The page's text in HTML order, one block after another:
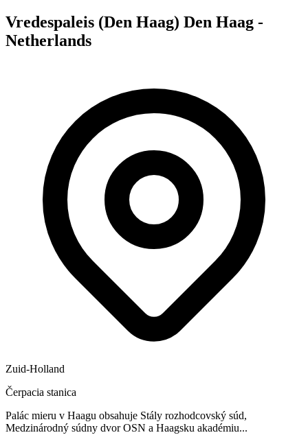
Vredespaleis (Den Haag) Den Haag -
Netherlands
Zuid-Holland
Čerpacia stanica
Palác mieru v Haagu obsahuje Stály rozhodcovský súd,
Medzinárodný súdny dvor OSN a Haagsku akadémiu...